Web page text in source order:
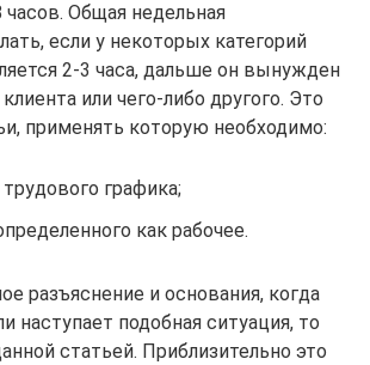
Общая недельная
если у некоторых категорий
2-3 часа, дальше он вынужден
или чего-либо другого. Это
применять которую необходимо:
графика;
как рабочее.
разъяснение и основания, когда
подобная ситуация, то
статьей. Приблизительно это